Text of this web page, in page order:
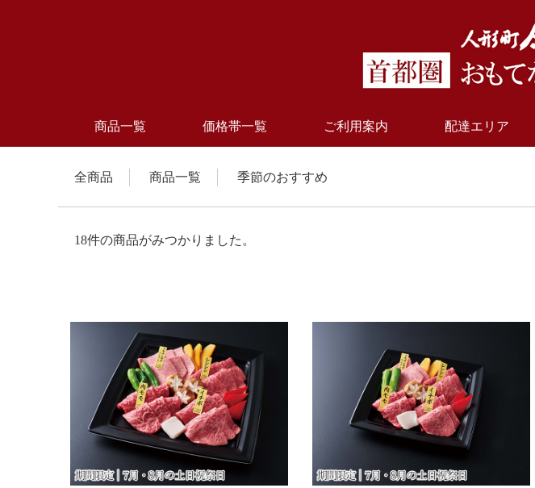
商品一覧 価格帯一覧 ご利用案内 配達エリア
全商品 商品一覧 季節のおすすめ
18件の商品がみつかりました。